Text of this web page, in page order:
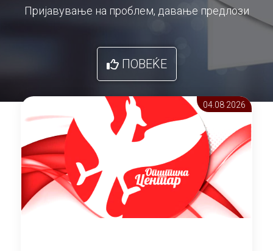
Пријавување на проблем, давање предлози
ПОВЕЌЕ
04.08 2026